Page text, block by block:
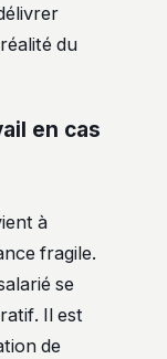
du
en cas
à
fragile.
se
Il est
de